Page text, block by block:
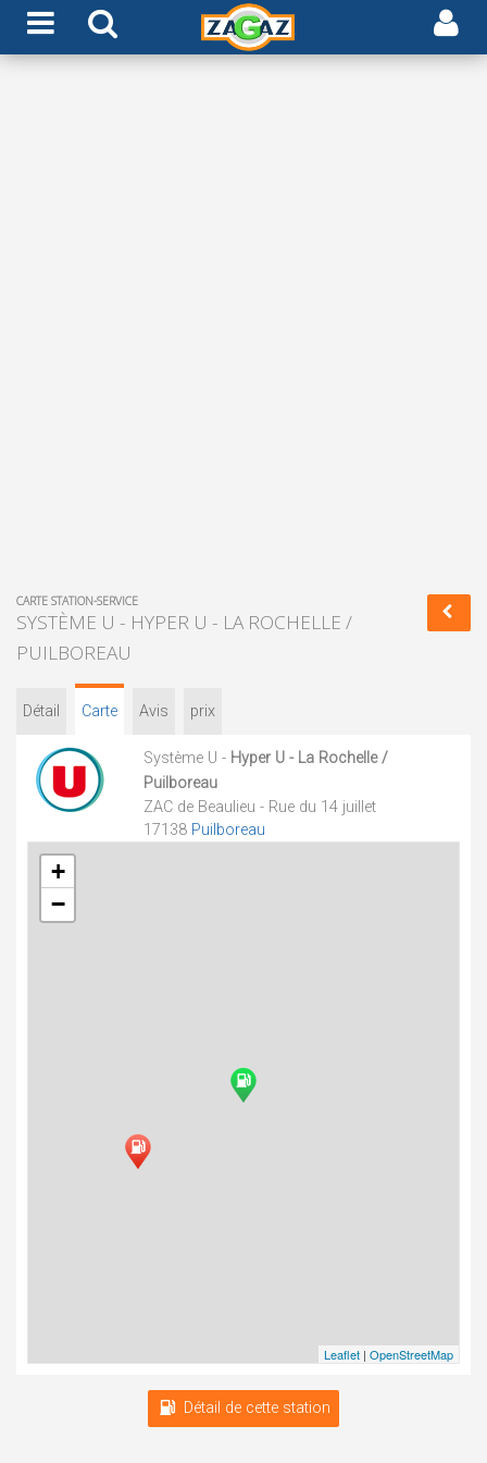
CARTE STATION-SERVICE
SYSTÈME U - HYPER U - LA ROCHELLE /
PUILBOREAU
Détail Carte Avis prix
Système U - Hyper U - La Rochelle /
Puilboreau
ZAC de Beaulieu - Rue du 14 juillet
17138 Puilboreau
+
−
Leaflet | OpenStreetMap
Détail de cette station